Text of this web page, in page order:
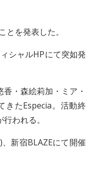
を発表した。
シャルHPにて突如発
・森絵莉加・ミア・
きたEspecia。活動終
われる。
新宿BLAZEにて開催